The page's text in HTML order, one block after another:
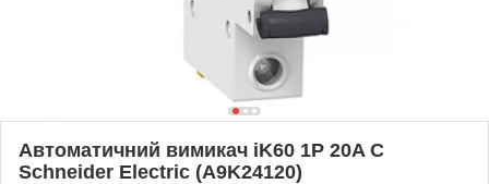
Автоматичний вимикач iK60 1P 20A C
Schneider Electric (A9K24120)